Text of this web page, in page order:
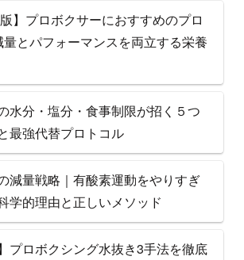
版】プロボクサーにおすすめのプロ
とパフォーマンスを両立する栄養
水分・塩分・食事制限が招く５つ
最強代替プロトコル
減量戦略｜有酸素運動をやりすぎ
学的理由と正しいメソッド
プロボクシング水抜き3手法を徹底